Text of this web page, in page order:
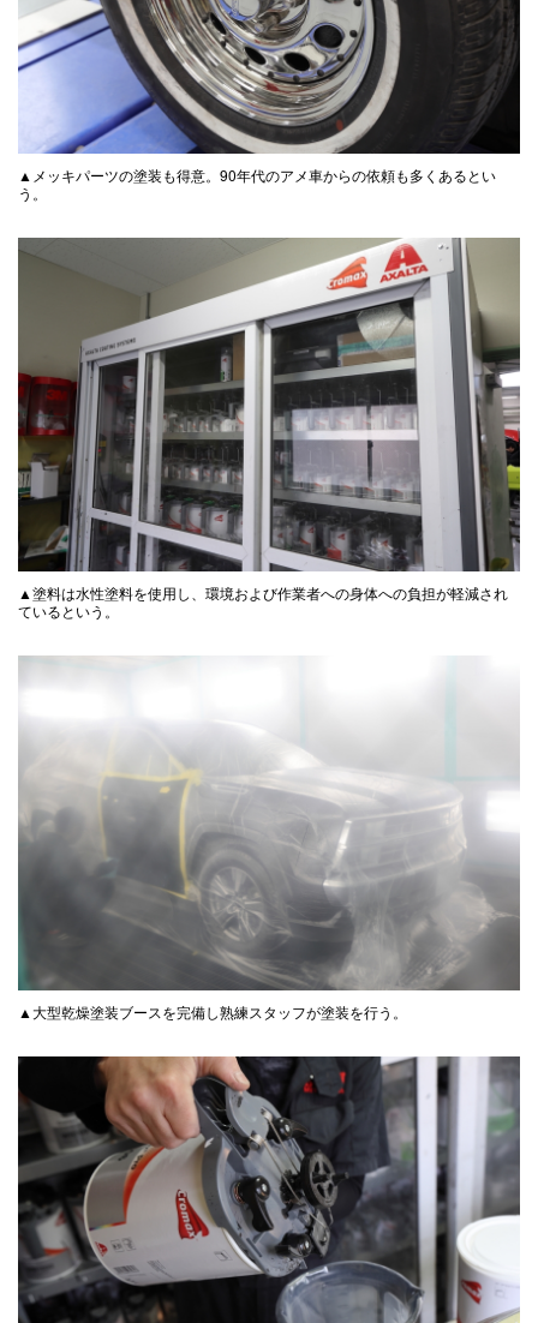
▲メッキパーツの塗装も得意。90年代のアメ車からの依頼も多くあるとい
う。
▲塗料は水性塗料を使用し、環境および作業者への身体への負担が軽減され
ているという。
▲大型乾燥塗装ブースを完備し熟練スタッフが塗装を行う。